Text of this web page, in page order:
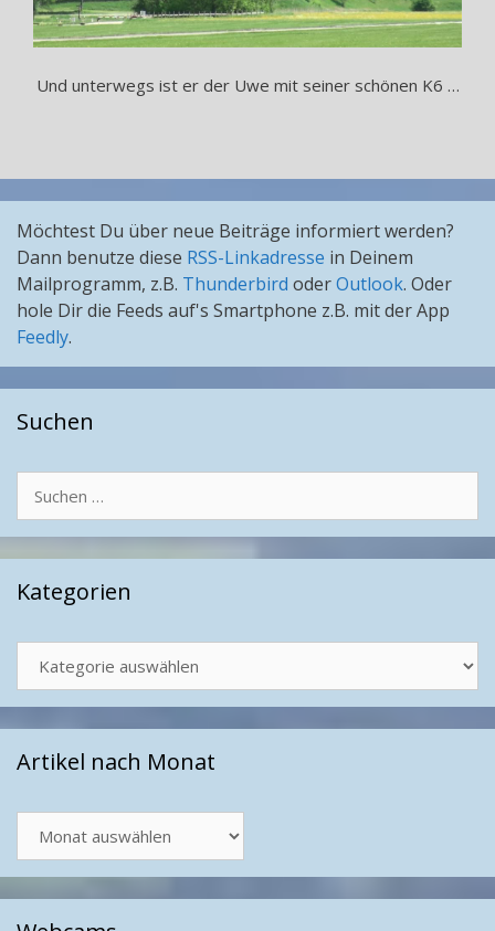
Und unterwegs ist er der Uwe mit seiner schönen K6 …
Möchtest Du über neue Beiträge informiert werden?
Dann benutze diese RSS-Linkadresse in Deinem
Mailprogramm, z.B. Thunderbird oderOutlook. Oder
hole Dir die Feeds auf's Smartphone z.B. mit der App
Feedly.
Suchen
nach:
Kategorien
Artikel nach Monat
nach
Monat